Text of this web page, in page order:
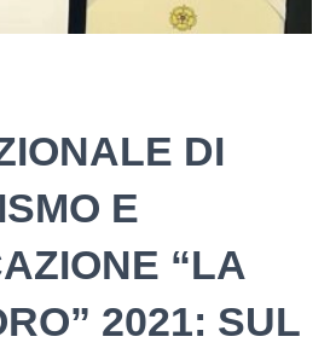
DI
E
“LA
2021: SUL